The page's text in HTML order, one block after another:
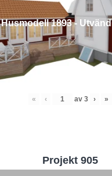
Husmodell 1893 -
« ‹ av 3 › »
Projekt 905